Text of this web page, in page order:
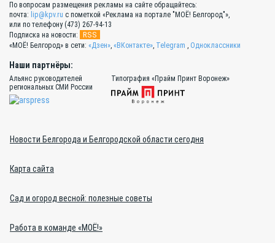
По вопросам размещения рекламы на сайте обращайтесь:
почта: lip@kpv.ru с пометкой «Реклама на портале "МОЁ! Белгород"»,
или по телефону (473) 267-94-13
Подписка на новости:
RSS
«МОЁ! Белгород» в сети: «Дзен», «ВКонтакте», Telegram , Одноклассники
Наши партнёры:
Альянс руководителей
региональных СМИ России
Типография «Прайм Принт Воронеж»
Новости Белгорода и Белгородской области сегодня
Карта сайта
Сад и огород весной: полезные советы
Работа в команде «МОЁ!»